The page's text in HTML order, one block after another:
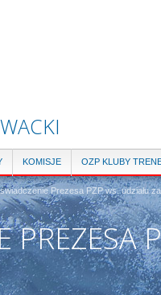
KOMISJE OZP KLUBY
Prezesa PZP ws. udziału
PREZESA